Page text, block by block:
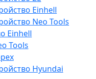
Einhell
Neo Tools
Einhell
Tools
Hyundai